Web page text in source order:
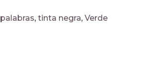
palabras, tinta negra, Verde